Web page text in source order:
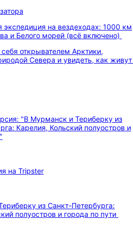
экспедиция на вездеходах: 1000 км
и Белого морей (всё включено)
себя открывателем Арктики,
Севера и увидеть, как
из Санкт-Петербурга:
полуостров и города по пути